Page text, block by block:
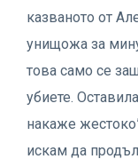
казваното от
унищожа за
това само се
убиете.
накаже
искам да